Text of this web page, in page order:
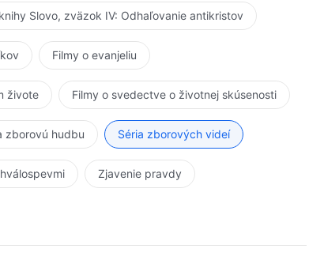
Slovo, zväzok IV: Odhaľovanie antikristov
Filmy o evanjeliu
živote Filmy o svedectve o životnej skúsenosti
zborovú hudbu Séria zborových videí
Zjavenie pravdy